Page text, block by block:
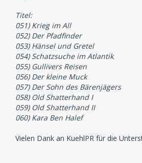
Titel:
051) Krieg im All
052) Der Pfadfinder
053) Hänsel und Gretel
054) Schatzsuche im Atlantik
055) Gullivers Reisen
056) Der kleine Muck
057) Der Sohn des Bärenjägers
058) Old Shatterhand I
059) Old Shatterhand II
060) Kara Ben Halef
Vielen Dank an KuehlPR für die